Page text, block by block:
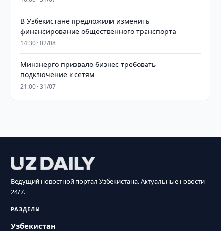
В Узбекистане предложили изменить
финансирование общественного транспорта
14:30 · 02/08
Минэнерго призвало бизнес требовать
подключение к сетям
21:00 · 31/07
Ведущий новостной портал Узбекистана. Актуальные новости
24/7.
РАЗДЕЛЫ
Узбекистан